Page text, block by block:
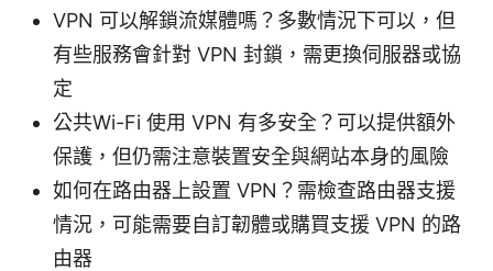
VPN 可以解鎖流媒體嗎？多數情況下可以，但
有些服務會針對 VPN 封鎖，需更換伺服器或協
定
公共Wi-Fi 使用 VPN 有多安全？可以提供額外
保護，但仍需注意裝置安全與網站本身的風險
如何在路由器上設置 VPN？需檢查路由器支援
情況，可能需要自訂韌體或購買支援 VPN 的路
由器